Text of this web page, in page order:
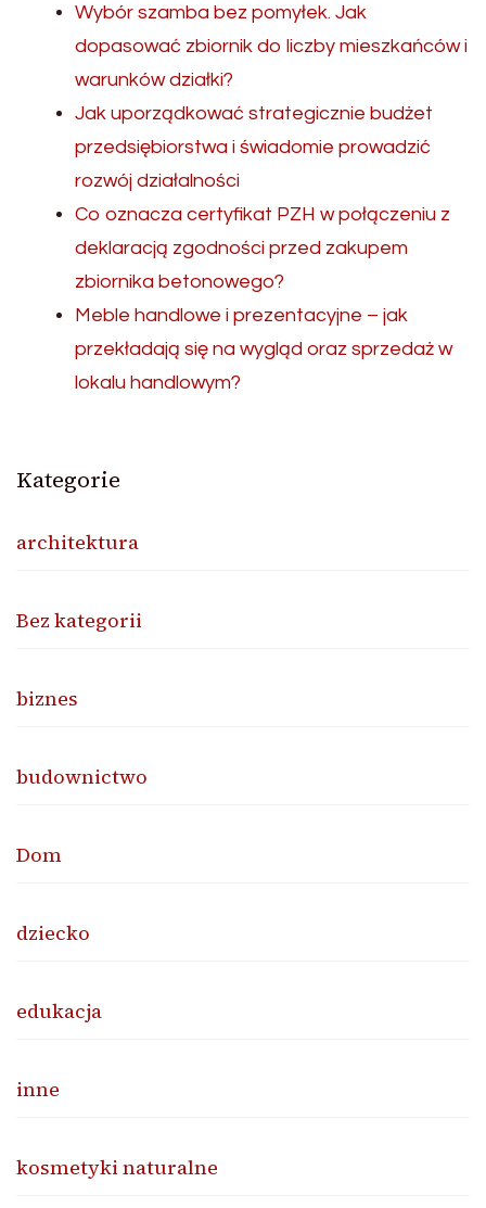
Wybór szamba bez pomyłek. Jak
dopasować zbiornik do liczby mieszkańców i
warunków działki?
Jak uporządkować strategicznie budżet
przedsiębiorstwa i świadomie prowadzić
rozwój działalności
Co oznacza certyfikat PZH w połączeniu z
deklaracją zgodności przed zakupem
zbiornika betonowego?
Meble handlowe i prezentacyjne – jak
przekładają się na wygląd oraz sprzedaż w
lokalu handlowym?
Kategorie
architektura
Bez kategorii
biznes
budownictwo
Dom
dziecko
edukacja
inne
kosmetyki naturalne